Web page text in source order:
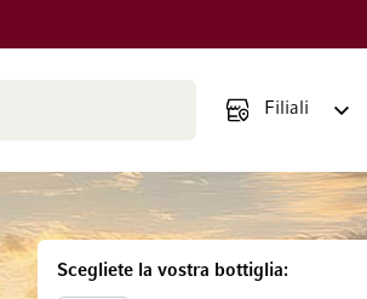
Scegliete la vostra bottiglia